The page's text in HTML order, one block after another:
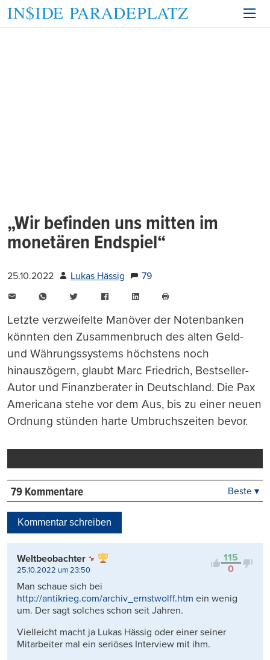
„Wir befinden uns mitten im
monetären Endspiel“
25.10.2022 Lukas Hässig
79
WhatsAppTwitter FacebookLinkedIn
drucken
Letzte verzweifelte Manöver der Notenbanken
könnten den Zusammenbruch des alten Geld-
und Währungssystems höchstens noch
hinauszögern, glaubt Marc Friedrich, Bestseller-
Autor und Finanzberater in Deutschland. Die Pax
Americana stehe vor dem Aus, bis zu einer neuen
Ordnung stünden harte Umbruchszeiten bevor.
79 Kommentare
Kontrovers
Beste ▾
Kommentar schreiben
115
0
Weltbeobachter
25.10.2022 um 23:50
Man schaue sich bei
http://antikrieg.com/archiv_ernstwolff.htm ein wenig
um. Der sagt solches schon seit Jahren.
Vielleicht macht ja Lukas Hässig oder einer seiner
Mitarbeiter mal ein seriöses Interview mit ihm.